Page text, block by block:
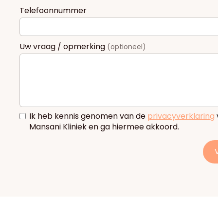
Telefoonnummer
Uw vraag / opmerking (optioneel)
Ik heb kennis genomen van de privacyverklaring
Mansani Kliniek en ga hiermee akkoord.